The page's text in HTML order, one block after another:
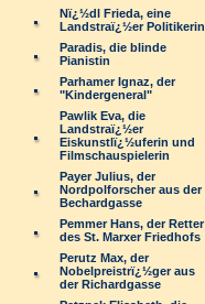
Nï¿½dl Frieda, eine
Landstraï¿½er Politikerin
Paradis, die blinde
Pianistin
Parhamer Ignaz, der
"Kindergeneral"
Pawlik Eva, die
Landstraï¿½er
Eiskunstlï¿½uferin und
Filmschauspielerin
Payer Julius, der
Nordpolforscher aus der
Bechardgasse
Pemmer Hans, der Retter
des St. Marxer Friedhofs
Perutz Max, der
Nobelpreistrï¿½ger aus
der Richardgasse